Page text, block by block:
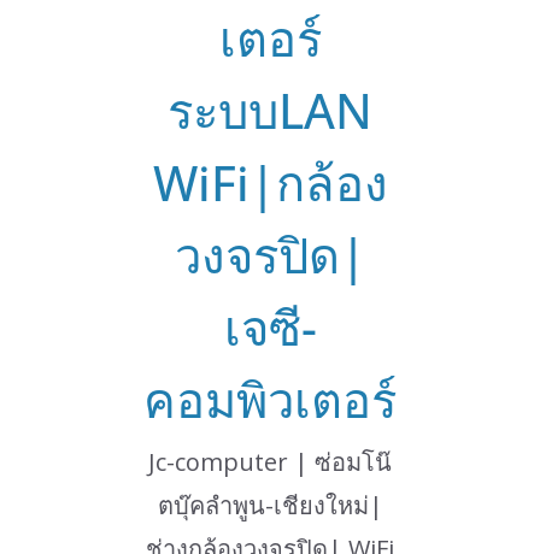
เตอร์
ระบบLAN
WiFi|กล้อง
วงจรปิด|
เจซี-
คอมพิวเตอร์
Jc-computer | ซ่อมโน๊
ตบุ๊คลำพูน-เชียงใหม่|